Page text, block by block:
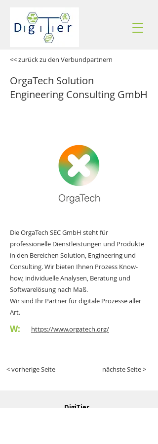
<< zurück zu den Verbundpartnern
OrgaTech Solution
Engineering Consulting GmbH
Die OrgaTech SEC GmbH steht für
professionelle Dienstleistungen und Produkte
in den Bereichen Solution, Engineering und
Consulting. Wir bieten Ihnen Prozess Know-
how, individuelle Analysen, Beratung und
Softwarelösung nach Maß.
Wir sind Ihr Partner für digitale Prozesse aller
Art.
W: https://www.orgatech.org/
< vorherige Seite nächste Seite >
DigiTier